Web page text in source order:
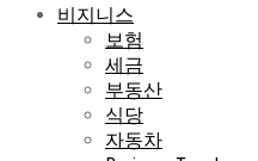
비지니스
보험
세금
부동산
식당
자동차